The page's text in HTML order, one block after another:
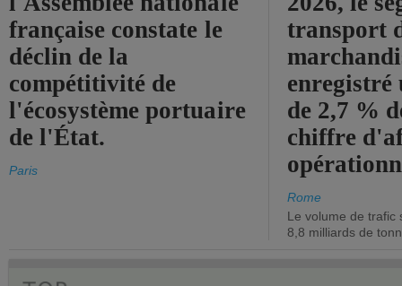
française constate le
déclin de la
compétitivité de
l'écosystème portuaire
de l'État.
Paris
transport
enregistré
de 2,7 %
chiffre
Rome
Le volume de trafic
8,8 milliards de